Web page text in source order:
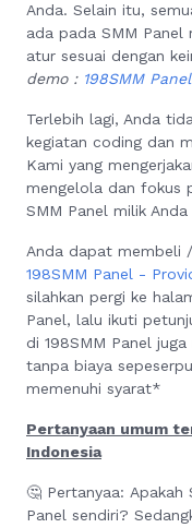
Anda. Selain itu,
ada pada SMM Panel
atur sesuai dengan
demo : 198SMM Panel
Terlebih lagi, Anda
kegiatan coding dan
Kami yang
mengelola dan fokus
SMM Panel milik Anda
Anda dapat membeli
198SMM Panel -
silahkan pergi ke
Panel, lalu ikuti
di 198SMM Panel
tanpa biaya
memenuhi syarat*
Pertanyaan umum
Indonesia
🤔 Pertanyaa: Apakah
Panel sendiri?